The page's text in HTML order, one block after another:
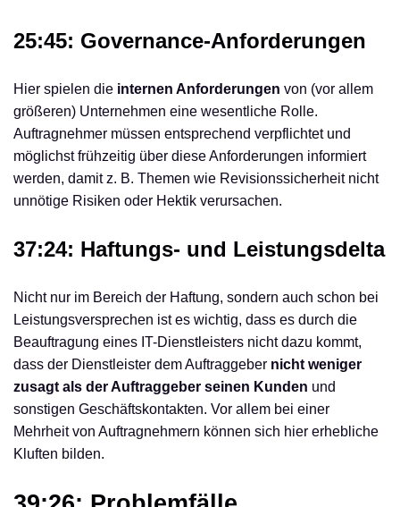
25:45: Governance-Anforderungen
Hier spielen die internen Anforderungen von (vor allem
größeren) Unternehmen eine wesentliche Rolle.
Auftragnehmer müssen entsprechend verpflichtet und
möglichst frühzeitig über diese Anforderungen informiert
werden, damit z. B. Themen wie Revisionssicherheit nicht
unnötige Risiken oder Hektik verursachen.
37:24: Haftungs- und Leistungsdelta
Nicht nur im Bereich der Haftung, sondern auch schon bei
Leistungsversprechen ist es wichtig, dass es durch die
Beauftragung eines IT-Dienstleisters nicht dazu kommt,
dass der Dienstleister dem Auftraggeber nicht weniger
zusagt als der Auftraggeber seinen Kunden und
sonstigen Geschäftskontakten. Vor allem bei einer
Mehrheit von Auftragnehmern können sich hier erhebliche
Kluften bilden.